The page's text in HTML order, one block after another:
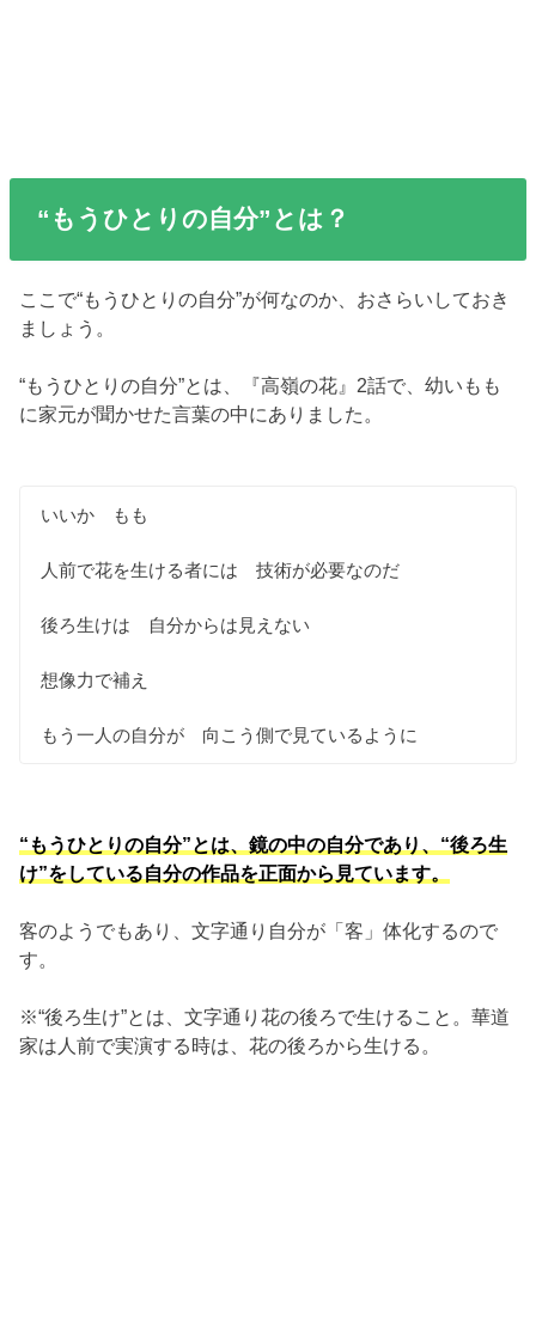
“もうひとりの自分”とは？
ここで“もうひとりの自分”が何なのか、おさらいしておき
ましょう。
“もうひとりの自分”とは、『高嶺の花』2話で、幼いもも
に家元が聞かせた言葉の中にありました。
いいか もも
人前で花を生ける者には 技術が必要なのだ
後ろ生けは 自分からは見えない
想像力で補え
もう一人の自分が 向こう側で見ているように
“もうひとりの自分”とは、鏡の中の自分であり、“後ろ生
け”をしている自分の作品を正面から見ています。
客のようでもあり、文字通り自分が「客」体化するので
す。
※“後ろ生け”とは、文字通り花の後ろで生けること。華道
家は人前で実演する時は、花の後ろから生ける。